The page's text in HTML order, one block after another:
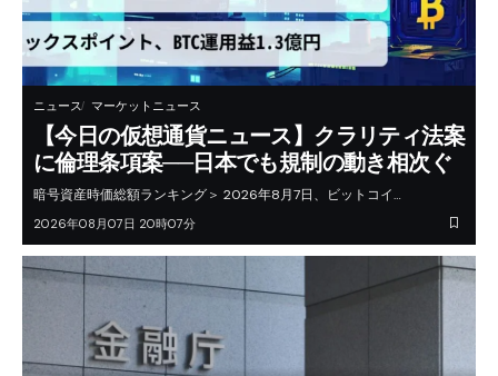
ニュース マーケットニュース
【今日の仮想通貨ニュース】クラリティ法案
に倫理条項案──日本でも規制の動き相次ぐ
暗号資産時価総額ランキング＞ 2026年8月7日、ビットコイ…
2026年08月07日 20時07分